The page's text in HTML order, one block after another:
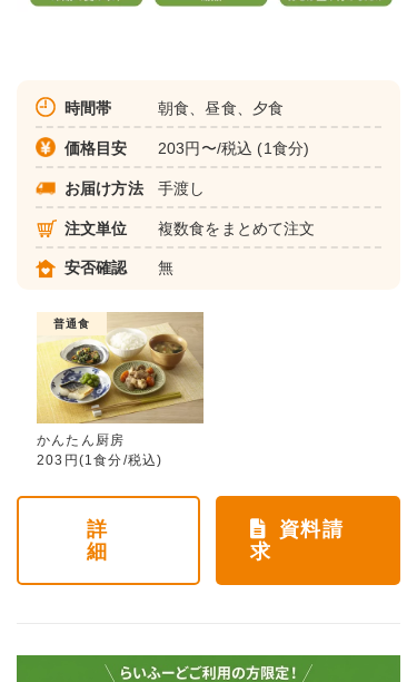
時間帯 朝食、昼食、夕食
価格目安 203円〜/税込 (1食分)
お届け方法 手渡し
注文単位 複数食をまとめて注文
安否確認 無
普通食
かんたん厨房
203円(1食分/税込)
詳
細
資料請
求